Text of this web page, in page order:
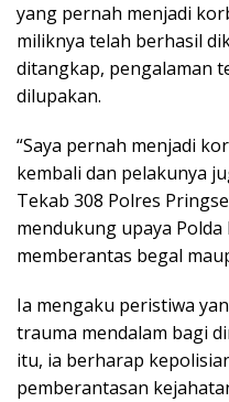
yang pernah menjadi
miliknya telah berhasil
ditangkap, pengalaman
dilupakan.
“Saya pernah menjadi
kembali dan pelakunya
Tekab 308 Polres
mendukung upaya Polda
memberantas begal
Ia mengaku peristiwa
trauma mendalam bagi
itu, ia berharap
pemberantasan